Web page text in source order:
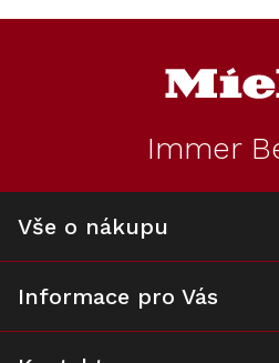
Vestavná vinotéka
MIELE KWT 6422
iG-1 Obsidian
černá
Skladem v Miele
96 990 Kč
Do košíku
Sada utěrek Miele
MicroCloth, 3 ks
Skladem
390 Kč
Do košíku
Immer
Vše o nákupu
Informace pro Vás